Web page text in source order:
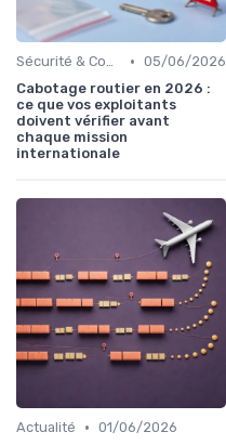
Sécurité & Conformité • 05/06/2026
Cabotage routier en 2026 :
ce que vos exploitants
doivent vérifier avant
chaque mission
internationale
Actualité • 01/06/2026